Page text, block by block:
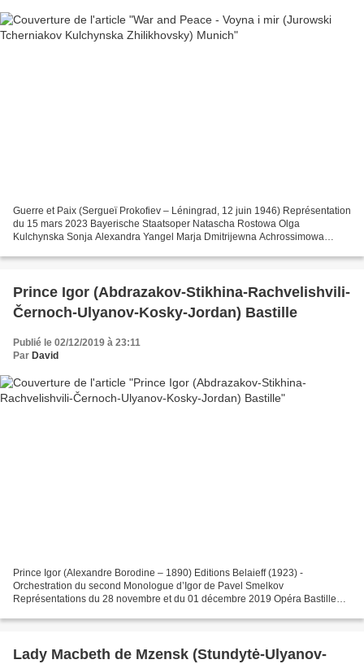
Guerre et Paix (Sergueï Prokofiev – Léningrad, 12 juin 1946) Représentation
du 15 mars 2023 Bayerische Staatsoper Natascha Rostowa Olga
Kulchynska Sonja Alexandra Yangel Marja Dmitrijewna Achrossimowa
Prince Igor (Abdrazakov-Stikhina-Rachvelishvili-
Černoch-Ulyanov-Kosky-Jordan) Bastille
Publié le 02/12/2019 à 23:11
Par David
Prince Igor (Alexandre Borodine – 1890) Editions Belaieff (1923) -
Orchestration du second Monologue d’Igor de Pavel Smelkov
Représentations du 28 novembre et du 01 décembre 2019 Opéra Bastille
Lady Macbeth de Mzensk (Stundytė-Ulyanov-